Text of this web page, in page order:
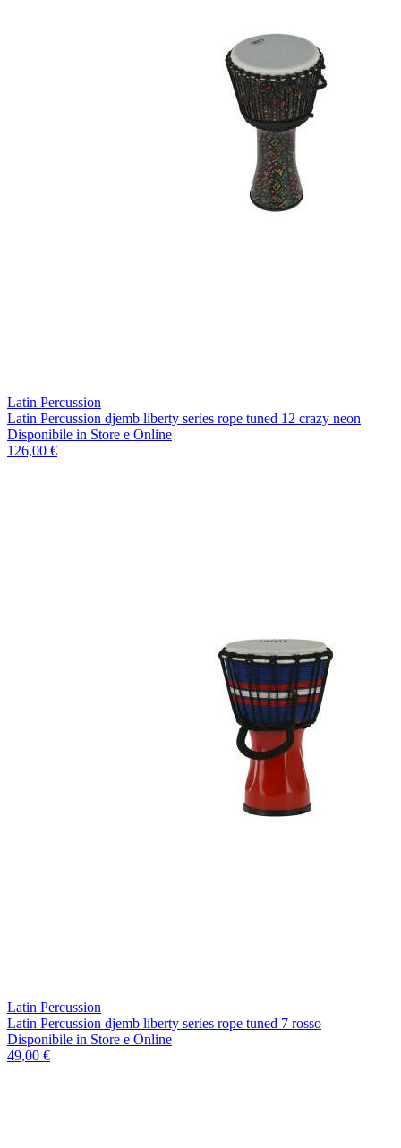
Latin Percussion
Latin Percussion djemb liberty series rope tuned 12 crazy neon
Disponibile in Store e Online
126,00 €
Latin Percussion
Latin Percussion djemb liberty series rope tuned 7 rosso
Disponibile in Store e Online
49,00 €